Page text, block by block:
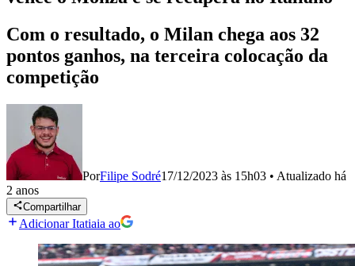
Com o resultado, o Milan chega aos 32
pontos ganhos, na terceira colocação da
competição
PorFilipe Sodré17/12/2023 às 15h03 • Atualizado há
2 anos
Compartilhar
Adicionar Itatiaia ao